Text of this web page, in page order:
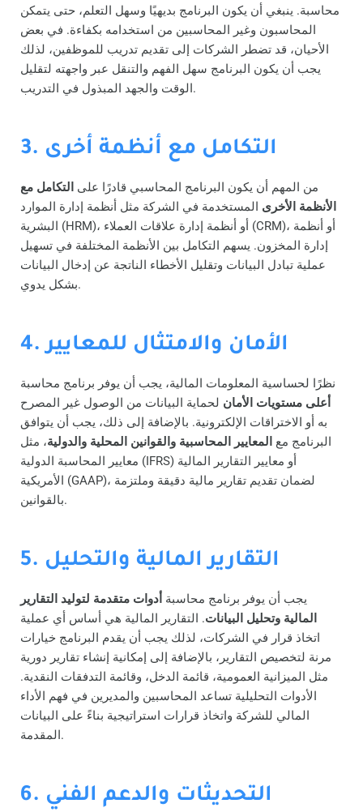
محاسبة. ينبغي أن يكون البرنامج بديهيًا وسهل التعلم، حتى يتمكن
المحاسبون وغير المحاسبين من استخدامه بكفاءة. في بعض
الأحيان، قد تضطر الشركات إلى تقديم تدريب للموظفين، لذلك
يجب أن يكون البرنامج سهل الفهم والتنقل عبر واجهته لتقليل
الوقت والجهد المبذول في التدريب.
3. التكامل مع أنظمة أخرى
من المهم أن يكون البرنامج المحاسبي قادرًا على التكامل مع
الأنظمة الأخرى المستخدمة في الشركة مثل أنظمة إدارة الموارد
البشرية (HRM)، أو أنظمة إدارة علاقات العملاء (CRM)، أو أنظمة
إدارة المخزون. يسهم التكامل بين الأنظمة المختلفة في تسهيل
عملية تبادل البيانات وتقليل الأخطاء الناتجة عن إدخال البيانات
بشكل يدوي.
4. الأمان والامتثال للمعايير
نظرًا لحساسية المعلومات المالية، يجب أن يوفر برنامج محاسبة
أعلى مستويات الأمان لحماية البيانات من الوصول غير المصرح
به أو الاختراقات الإلكترونية. بالإضافة إلى ذلك، يجب أن يتوافق
البرنامج مع المعايير المحاسبية والقوانين المحلية والدولية، مثل
معايير المحاسبة الدولية (IFRS) أو معايير التقارير المالية
الأمريكية (GAAP)، لضمان تقديم تقارير مالية دقيقة وملتزمة
بالقوانين.
5. التقارير المالية والتحليل
يجب أن يوفر برنامج محاسبة أدوات متقدمة لتوليد التقارير
المالية وتحليل البيانات. التقارير المالية هي أساس أي عملية
اتخاذ قرار في الشركات، لذلك يجب أن يقدم البرنامج خيارات
مرنة لتخصيص التقارير، بالإضافة إلى إمكانية إنشاء تقارير دورية
مثل الميزانية العمومية، قائمة الدخل، وقائمة التدفقات النقدية.
الأدوات التحليلية تساعد المحاسبين والمديرين في فهم الأداء
المالي للشركة واتخاذ قرارات استراتيجية بناءً على البيانات
المقدمة.
6. التحديثات والدعم الفني